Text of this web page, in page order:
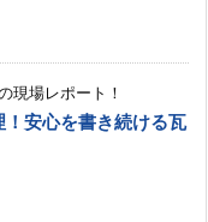
現場レポート！
安心を書き続ける瓦